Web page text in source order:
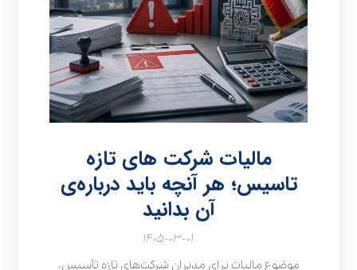
مالیات شرکت های تازه
تاسیس؛ هر آنچه باید درباره‌ی
آن بدانید
۱۴۰۵-۰۳-۰۱
موضوع مالیات برای مدیران شرکت‌های تازه تأسیس،